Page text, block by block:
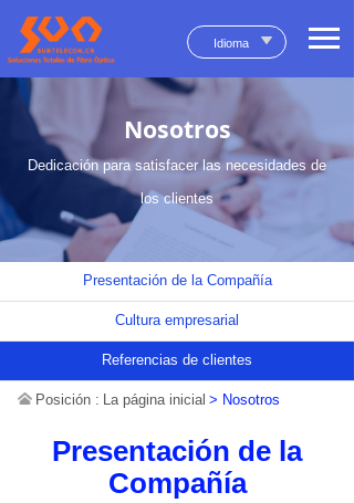
Idioma
Nosotros
Dedicación para satisfacer las necesidades de
los clientes
Presentación de la Compañía
Cultura empresarial
Referencias de clientes
Posición : La página inicial > Nosotros
Presentación de la
Compañía